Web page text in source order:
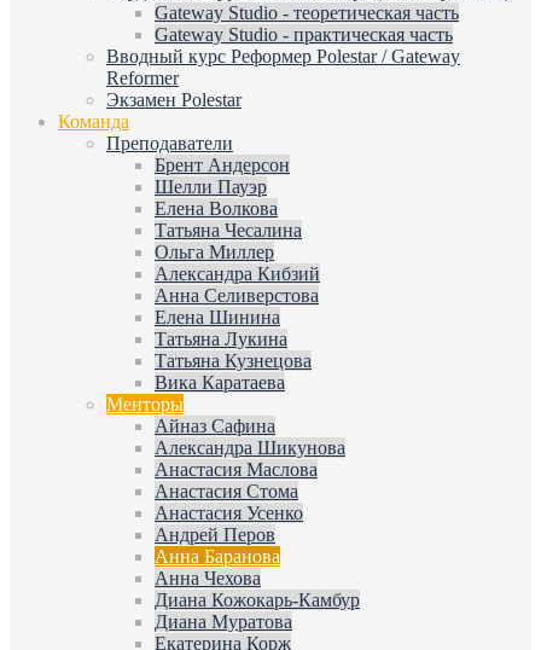
Gateway Studio - теоретическая часть
Gateway Studio - практическая часть
Вводный курс Реформер Polestar / Gateway
Reformer
Экзамен Polestar
Команда
Преподаватели
Брент Андерсон
Шелли Пауэр
Елена Волкова
Татьяна Чесалина
Ольга Миллер
Александра Кибзий
Анна Селиверстова
Елена Шинина
Татьяна Лукина
Татьяна Кузнецова
Вика Каратаева
Менторы
Айназ Сафина
Александра Шикунова
Анастасия Маслова
Анастасия Стома
Анастасия Усенко
Андрей Перов
Анна Баранова
Анна Чехова
Диана Кожокарь-Камбур
Диана Муратова
Екатерина Корж